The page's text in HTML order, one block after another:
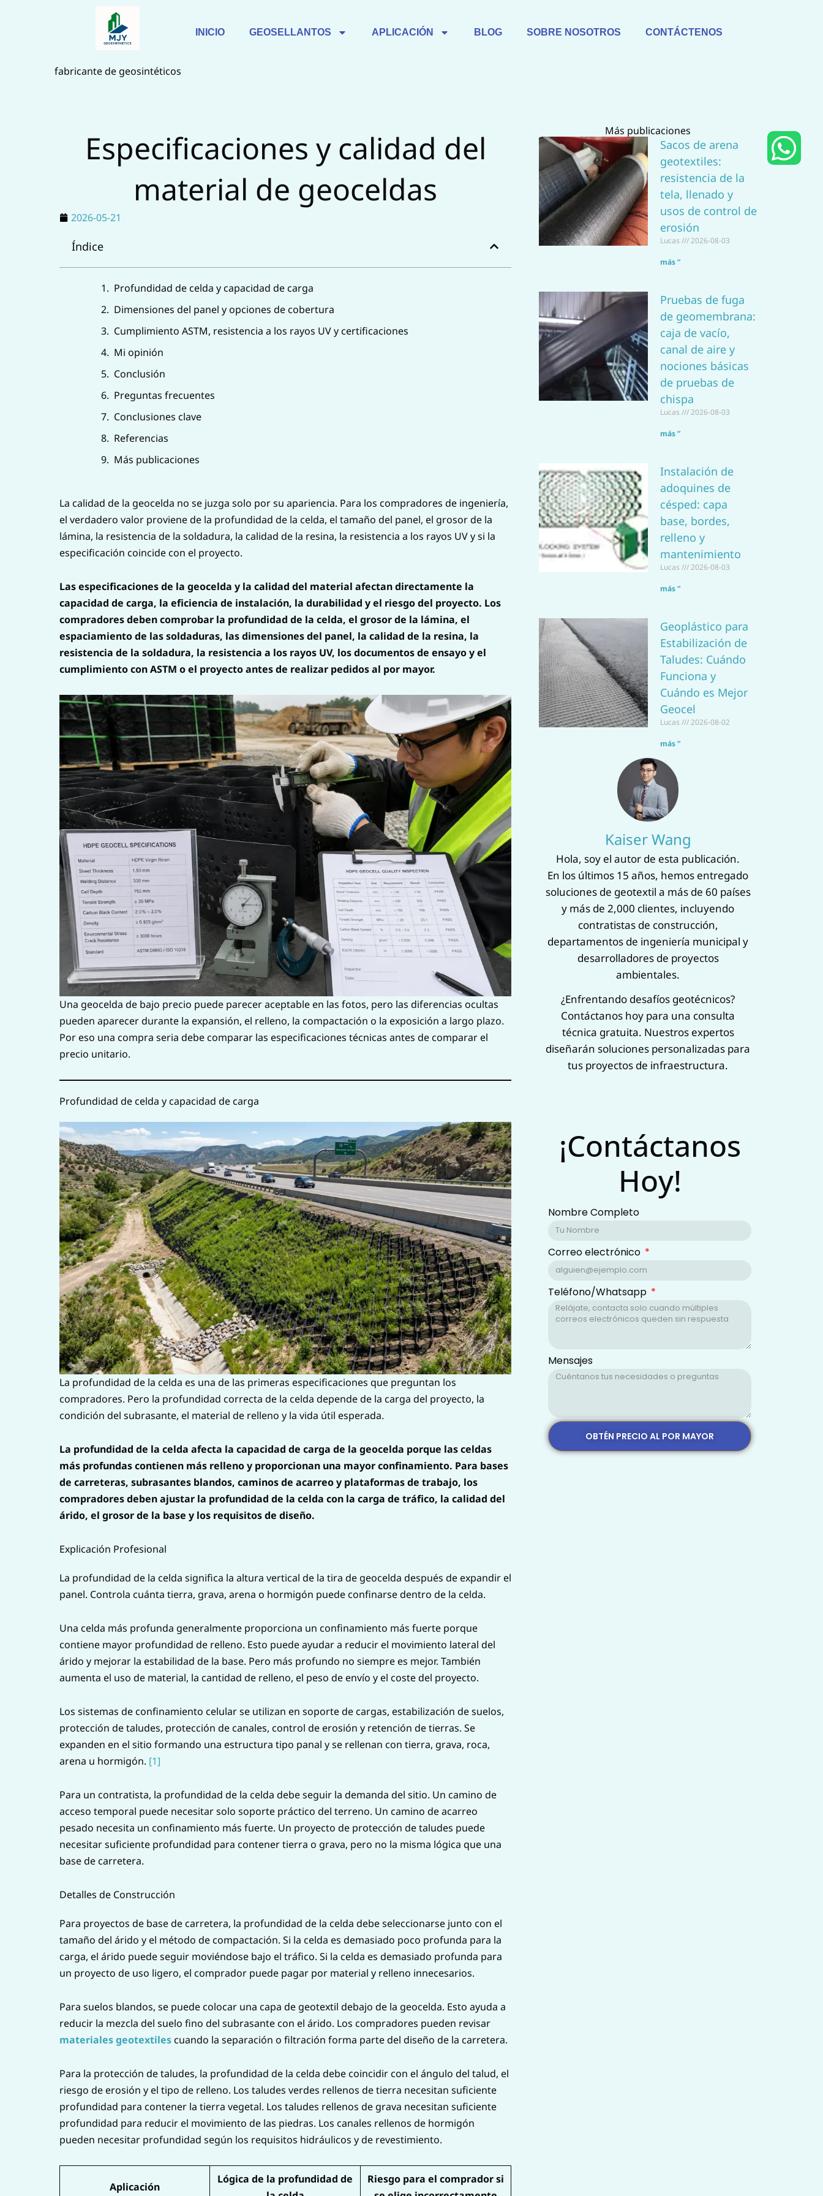
fabricante de geosintéticos
INICIO GEOSELLANTOS APLICACIÓN BLOG SOBRE NOSOTROS CONTÁCTENOS
Especificaciones y calidad del
material de geoceldas
2026-05-21
Índice
Profundidad de celda y capacidad de carga
Dimensiones del panel y opciones de cobertura
Cumplimiento ASTM, resistencia a los rayos UV y certificaciones
Mi opinión
Conclusión
Preguntas frecuentes
Conclusiones clave
Referencias
Más publicaciones
La calidad de la geocelda no se juzga solo por su apariencia. Para los compradores de ingeniería,
el verdadero valor proviene de la profundidad de la celda, el tamaño del panel, el grosor de la
lámina, la resistencia de la soldadura, la calidad de la resina, la resistencia a los rayos UV y si la
especificación coincide con el proyecto.
Las especificaciones de la geocelda y la calidad del material afectan directamente la
capacidad de carga, la eficiencia de instalación, la durabilidad y el riesgo del proyecto. Los
compradores deben comprobar la profundidad de la celda, el grosor de la lámina, el
espaciamiento de las soldaduras, las dimensiones del panel, la calidad de la resina, la
resistencia de la soldadura, la resistencia a los rayos UV, los documentos de ensayo y el
cumplimiento con ASTM o el proyecto antes de realizar pedidos al por mayor.
Una geocelda de bajo precio puede parecer aceptable en las fotos, pero las diferencias ocultas
pueden aparecer durante la expansión, el relleno, la compactación o la exposición a largo plazo.
Por eso una compra seria debe comparar las especificaciones técnicas antes de comparar el
precio unitario.
Profundidad de celda y capacidad de carga
La profundidad de la celda es una de las primeras especificaciones que preguntan los
compradores. Pero la profundidad correcta de la celda depende de la carga del proyecto, la
condición del subrasante, el material de relleno y la vida útil esperada.
La profundidad de la celda afecta la capacidad de carga de la geocelda porque las celdas
más profundas contienen más relleno y proporcionan una mayor confinamiento. Para bases
de carreteras, subrasantes blandos, caminos de acarreo y plataformas de trabajo, los
compradores deben ajustar la profundidad de la celda con la carga de tráfico, la calidad del
árido, el grosor de la base y los requisitos de diseño.
Explicación Profesional
La profundidad de la celda significa la altura vertical de la tira de geocelda después de expandir el
panel. Controla cuánta tierra, grava, arena o hormigón puede confinarse dentro de la celda.
Una celda más profunda generalmente proporciona un confinamiento más fuerte porque
contiene mayor profundidad de relleno. Esto puede ayudar a reducir el movimiento lateral del
árido y mejorar la estabilidad de la base. Pero más profundo no siempre es mejor. También
aumenta el uso de material, la cantidad de relleno, el peso de envío y el coste del proyecto.
Los sistemas de confinamiento celular se utilizan en soporte de cargas, estabilización de suelos,
protección de taludes, protección de canales, control de erosión y retención de tierras. Se
expanden en el sitio formando una estructura tipo panal y se rellenan con tierra, grava, roca,
arena u hormigón. [1]
Para un contratista, la profundidad de la celda debe seguir la demanda del sitio. Un camino de
acceso temporal puede necesitar solo soporte práctico del terreno. Un camino de acarreo
pesado necesita un confinamiento más fuerte. Un proyecto de protección de taludes puede
necesitar suficiente profundidad para contener tierra o grava, pero no la misma lógica que una
base de carretera.
Detalles de Construcción
Para proyectos de base de carretera, la profundidad de la celda debe seleccionarse junto con el
tamaño del árido y el método de compactación. Si la celda es demasiado poco profunda para la
carga, el árido puede seguir moviéndose bajo el tráfico. Si la celda es demasiado profunda para
un proyecto de uso ligero, el comprador puede pagar por material y relleno innecesarios.
Para suelos blandos, se puede colocar una capa de geotextil debajo de la geocelda. Esto ayuda a
reducir la mezcla del suelo fino del subrasante con el árido. Los compradores pueden revisar
materiales geotextiles cuando la separación o filtración forma parte del diseño de la carretera.
Para la protección de taludes, la profundidad de la celda debe coincidir con el ángulo del talud, el
riesgo de erosión y el tipo de relleno. Los taludes verdes rellenos de tierra necesitan suficiente
profundidad para contener la tierra vegetal. Los taludes rellenos de grava necesitan suficiente
profundidad para reducir el movimiento de las piedras. Los canales rellenos de hormigón
pueden necesitar profundidad según los requisitos hidráulicos y de revestimiento.
Aplicación
Lógica de la profundidad de
Riesgo para el comprador si
Más publicaciones
Sacos de arena
geotextiles:
resistencia de la
tela, llenado y
usos de control de
erosión
Lucas 2026-08-03
más ”
Pruebas de fuga
de geomembrana:
caja de vacío,
canal de aire y
nociones básicas
de pruebas de
chispa
Lucas 2026-08-03
más ”
Instalación de
adoquines de
césped: capa
base, bordes,
relleno y
mantenimiento
Lucas 2026-08-03
más ”
Geoplástico para
Estabilización de
Taludes: Cuándo
Funciona y
Cuándo es Mejor
Geocel
Lucas 2026-08-02
más ”
Kaiser Wang
‌Hola, soy el autor de esta publicación.‌
En los últimos 15 años, hemos entregado
soluciones de geotextil a más de 60 países
y más de 2,000 clientes, incluyendo
contratistas de construcción,
departamentos de ingeniería municipal y
desarrolladores de proyectos
ambientales.
¿Enfrentando desafíos geotécnicos?
Contáctanos hoy para una ‌consulta
técnica gratuita‌. Nuestros expertos
diseñarán soluciones personalizadas para
tus proyectos de infraestructura.
¡Contáctanos
Hoy!
Nombre Completo
Correo electrónico
Teléfono/Whatsapp
Mensajes
OBTÉN PRECIO AL POR MAYOR
W
h